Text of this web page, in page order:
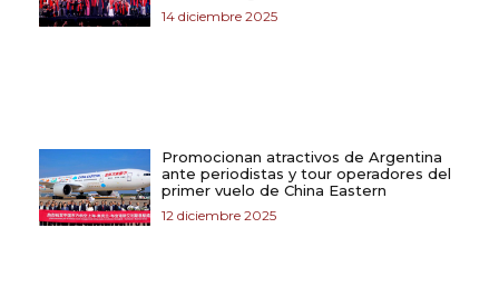
14 diciembre 2025
Promocionan atractivos de Argentina
ante periodistas y tour operadores del
primer vuelo de China Eastern
12 diciembre 2025